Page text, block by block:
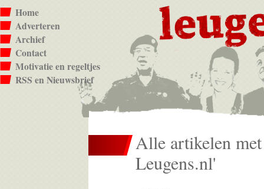
Home
Adverteren
Archief
Contact
Motivatie en regeltjes
RSS en Nieuwsbrief
Alle artikelen
Leugens.nl'